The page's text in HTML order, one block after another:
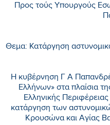
Προς τούς Υπουργούς
Θεμα: Κατάργηση
Η κυβέρνηση Γ Α
Ελλήνων» στα πλαίσια
Ελληνικής
κατάργηση των
Κρουσώνα και Αγίας